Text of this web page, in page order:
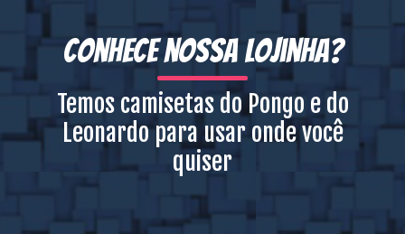
Conhece nossa Lojinha?
Temos camisetas do Pongo e do
Leonardo para usar onde você
quiser